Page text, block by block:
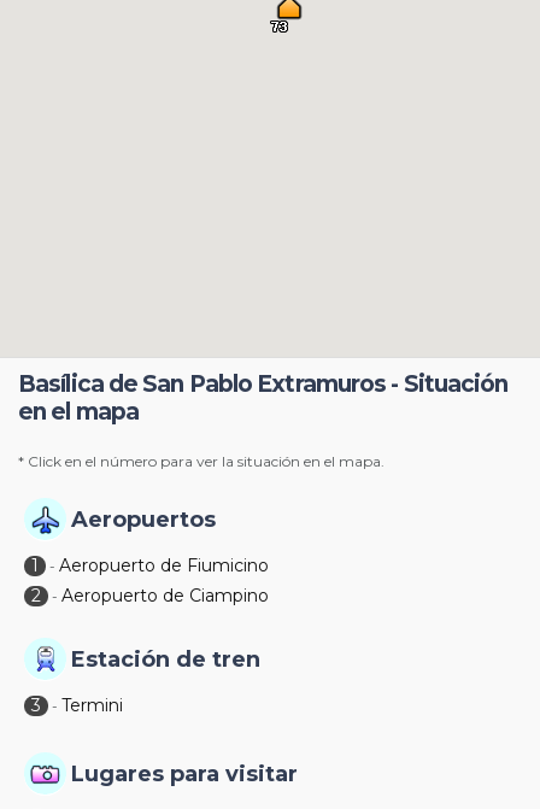
Basílica de San Pablo Extramuros - Situación
en el mapa
* Click en el número para ver la situación en el mapa.
Aeropuertos
1 - Aeropuerto de Fiumicino
2 - Aeropuerto de Ciampino
Estación de tren
3 - Termini
Lugares para visitar